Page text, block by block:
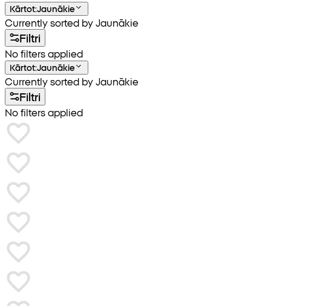
Kārtot:Jaunākie
Currently sorted by Jaunākie
Filtri
No filters applied
Kārtot:Jaunākie
Currently sorted by Jaunākie
Filtri
No filters applied